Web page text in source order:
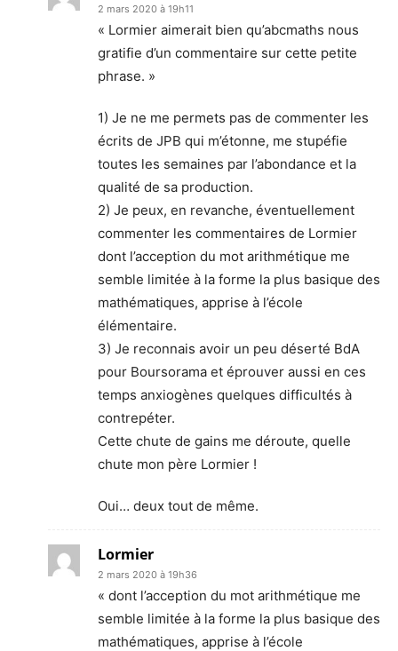
2 mars 2020 à 19h11
« Lormier aimerait bien qu’abcmaths nous
gratifie d’un commentaire sur cette petite
phrase. »
1) Je ne me permets pas de commenter les
écrits de JPB qui m’étonne, me stupéfie
toutes les semaines par l’abondance et la
qualité de sa production.
2) Je peux, en revanche, éventuellement
commenter les commentaires de Lormier
dont l’acception du mot arithmétique me
semble limitée à la forme la plus basique des
mathématiques, apprise à l’école
élémentaire.
3) Je reconnais avoir un peu déserté BdA
pour Boursorama et éprouver aussi en ces
temps anxiogènes quelques difficultés à
contrepéter.
Cette chute de gains me déroute, quelle
chute mon père Lormier !
Oui… deux tout de même.
Lormier
2 mars 2020 à 19h36
« dont l’acception du mot arithmétique me
semble limitée à la forme la plus basique des
mathématiques, apprise à l’école